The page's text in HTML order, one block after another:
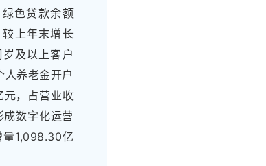
色贷款余额
上年末增长
及以上客户
养老金开户
元，占营业收
数字化运营
1,098.30亿